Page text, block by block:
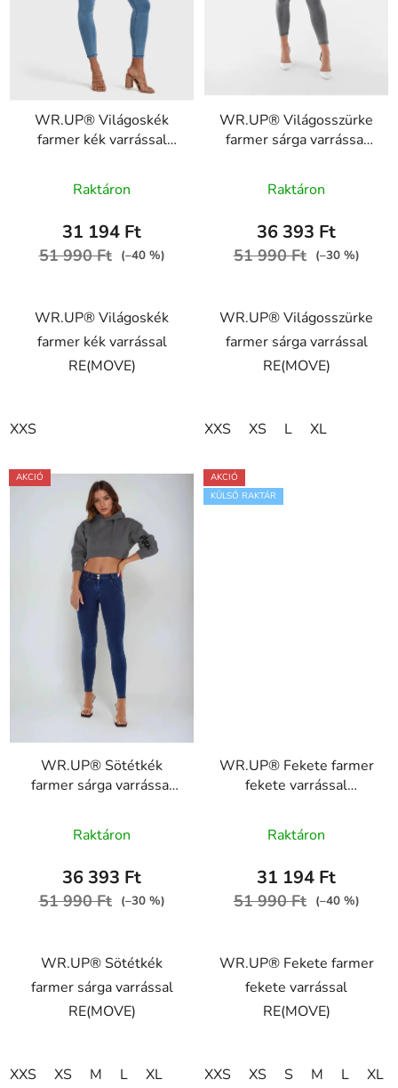
WR.UP® Világoskék
farmer kék varrással
WRUP1RC002ORG,
J4Btermék
átlagos
értékelése
5,0
csillag.
Raktáron
31 194 Ft
51 990 Ft (–40 %)
WR.UP® Világoskék
farmer kék varrással
RE(MOVE)
XXS
WR.UP® Világosszürke
farmer sárga varrással
WRUP1RC002ORG,
J3Y
Raktáron
36 393 Ft
51 990 Ft (–30 %)
WR.UP® Világosszürke
farmer sárga varrással
RE(MOVE)
XXS XS L XL
AKCIÓ
WR.UP® Sötétkék
farmer sárga varrással
WRUP1RC002ORG,
J0Y
Raktáron
36 393 Ft
51 990 Ft (–30 %)
WR.UP® Sötétkék
farmer sárga varrással
RE(MOVE)
XXS XS M L XL
AKCIÓ
KÜLSŐ RAKTÁR
WR.UP® Fekete farmer
fekete varrással
WRUP1RC002ORG,
J7Ntermék
átlagos
értékelése
5,0
csillag.
Raktáron
31 194 Ft
51 990 Ft (–40 %)
WR.UP® Fekete farmer
fekete varrással
RE(MOVE)
XXS XS S M L XL